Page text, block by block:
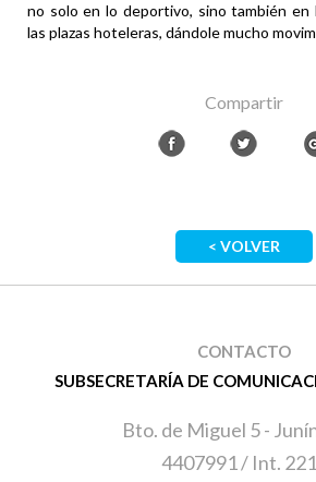
no solo en lo deportivo, sino también en
las plazas hoteleras, dándole mucho
Compartir
< VOLVER
CONTACTO
SUBSECRETARÍA DE
Bto. de Miguel 5 -
4407991 / Int.